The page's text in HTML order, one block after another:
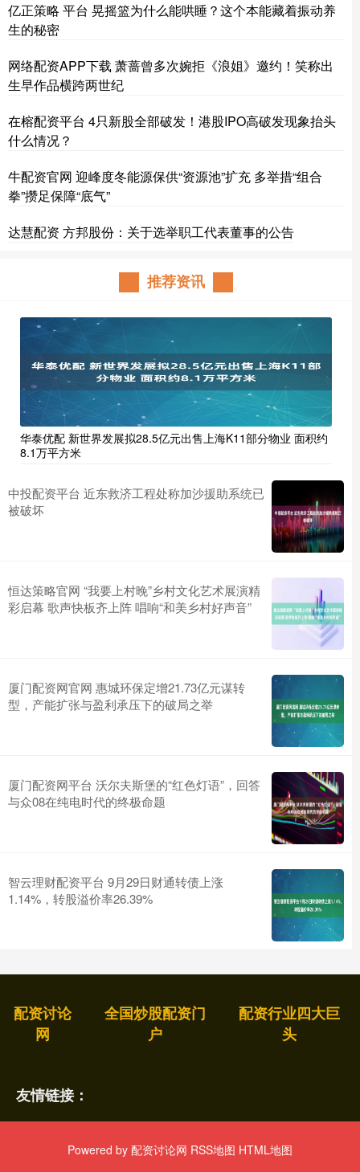
亿正策略 平台 晃摇篮为什么能哄睡？这个本能藏着振动养
生的秘密
网络配资APP下载 萧蔷曾多次婉拒《浪姐》邀约！笑称出
生早作品横跨两世纪
在榕配资平台 4只新股全部破发！港股IPO高破发现象抬头
什么情况？
牛配资官网 迎峰度冬能源保供“资源池”扩充 多举措“组合
拳”攒足保障“底气”
达慧配资 方邦股份：关于选举职工代表董事的公告
推荐资讯
华泰优配 新世界发展拟28.5亿元出售上海K11部分物业 面积约
8.1万平方米
中投配资平台 近东救济工程处称加沙援助系统已
被破坏
恒达策略官网 “我要上村晚”乡村文化艺术展演精
彩启幕 歌声快板齐上阵 唱响“和美乡村好声音”
厦门配资网官网 惠城环保定增21.73亿元谋转
型，产能扩张与盈利承压下的破局之举
厦门配资网平台 沃尔夫斯堡的“红色灯语”，回答
与众08在纯电时代的终极命题
智云理财配资平台 9月29日财通转债上涨
1.14%，转股溢价率26.39%
配资讨论
网
全国炒股配资门
户
配资行业四大巨
头
友情链接：
Powered by 配资讨论网 RSS地图 HTML地图